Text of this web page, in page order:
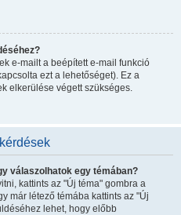
e-mailt a beépített e-mail funkció
ezt a lehetőséget). Ez a
elkerülése végett szükséges.
válaszolhatok egy témában?
kattints az "Új téma" gombra a
már létező témába kattints az "Új
lehet, hogy előbb